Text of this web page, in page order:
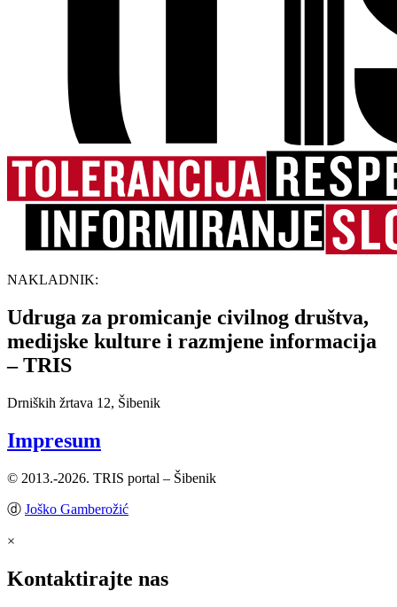
NAKLADNIK:
Udruga za promicanje civilnog društva,
medijske kulture i razmjene informacija
– TRIS
Drniških žrtava 12, Šibenik
Impresum
© 2013.-2026. TRIS portal – Šibenik
ⓓ Joško Gamberožić
×
Kontaktirajte nas